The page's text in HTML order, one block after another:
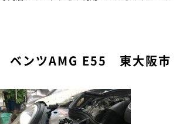
ベンツAMG E55 東大阪市